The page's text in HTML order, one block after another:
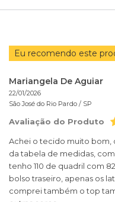
Eu recomendo este
Mariangela De Aguiar
22/01/2026
São José do Rio Pardo / SP
Avaliação do Produto
Achei o tecido muito bom,
da tabela de medidas,
tenho 110 de quadril com
bolso traseiro, apenas os
comprei também o top